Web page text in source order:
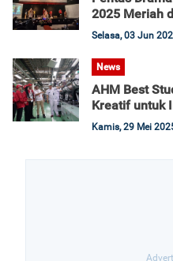
2025 Meriah
Selasa, 03 Jun
News
AHM Best
Kreatif untuk
Kamis, 29 Mei